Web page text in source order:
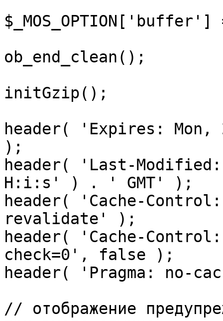
ob_end_clean();
initGzip();
header( 'Expires: Mon,
);
header( 'Last-
H:i:s' ) . ' GMT' );
header( 'Cache-
revalidate' );
header( 'Cache-
check=0', false );
header( 'Pragma: no-
// отображение